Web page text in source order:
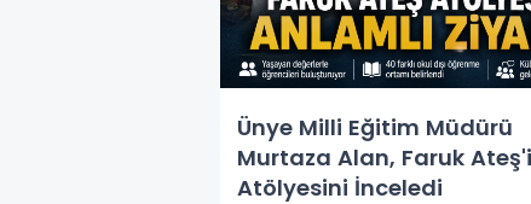
Ünye Milli Eğitim Müdürü
Murtaza Alan, Faruk
Atölyesini İnceledi